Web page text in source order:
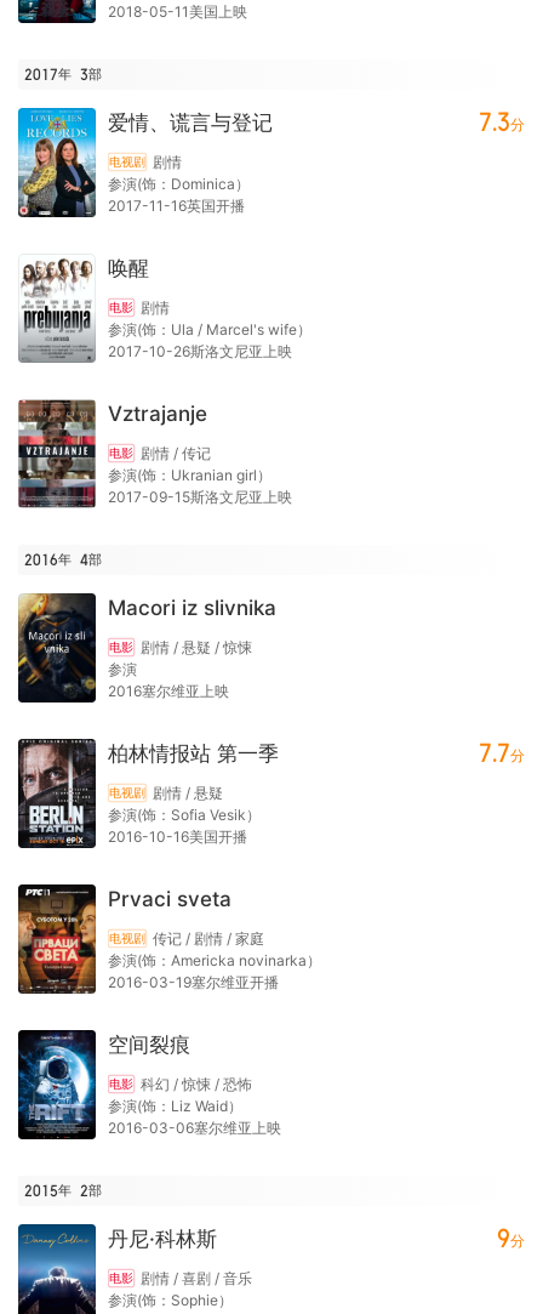
2018-05-11美国上映
2017年 3部
爱情、谎言与登记
电视剧 剧情
参演(饰：Dominica）
2017-11-16英国开播
7.3分
唤醒
电影 剧情
参演(饰：Ula / Marcel's wife）
2017-10-26斯洛文尼亚上映
Vztrajanje
电影 剧情 / 传记
参演(饰：Ukranian girl）
2017-09-15斯洛文尼亚上映
2016年 4部
Macori iz slivnika
电影 剧情 / 悬疑 / 惊悚
参演
2016塞尔维亚上映
柏林情报站 第一季
电视剧 剧情 / 悬疑
参演(饰：Sofia Vesik）
2016-10-16美国开播
7.7分
Prvaci sveta
电视剧 传记 / 剧情 / 家庭
参演(饰：Americka novinarka）
2016-03-19塞尔维亚开播
空间裂痕
电影 科幻 / 惊悚 / 恐怖
参演(饰：Liz Waid）
2016-03-06塞尔维亚上映
2015年 2部
丹尼·科林斯
电影 剧情 / 喜剧 / 音乐
参演(饰：Sophie）
9分